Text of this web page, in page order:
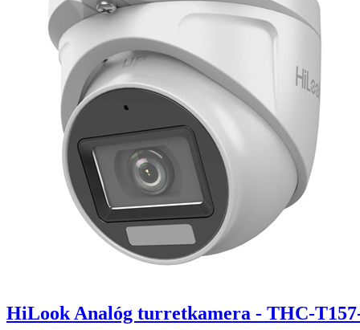
HiLook Analóg turretkamera - THC-